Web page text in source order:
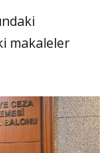
makaleler